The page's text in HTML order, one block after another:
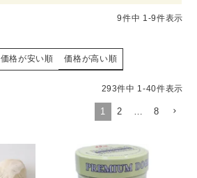
9件中 1-9件表示
価格が安い順 価格が高い順
293件中 1-40件表示
1 2 … 8